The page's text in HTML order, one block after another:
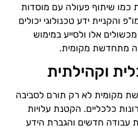
כמו שיתוף פעולה עם מוסדות
והקניית ידע טכנולוגי יכולים
אלו ולסייע במימוש
מתחדשת מקומית.
וקהילתית
מקומית לא רק תורם לסביבה
כלכליים. הקטנת עלויות
עבודה חדשים והגברת הידע